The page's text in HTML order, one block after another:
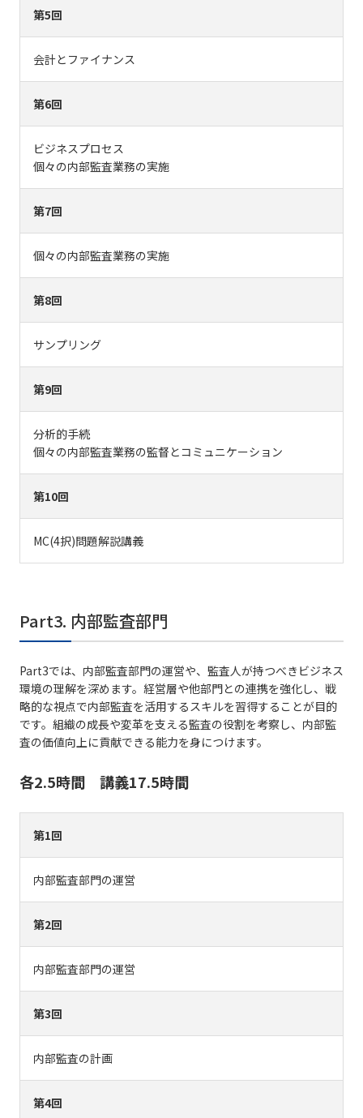
第5回
会計とファイナンス
第6回
ビジネスプロセス
個々の内部監査業務の実施
第7回
個々の内部監査業務の実施
第8回
サンプリング
第9回
分析的手続
個々の内部監査業務の監督とコミュニケーション
第10回
MC(4択)問題解説講義
Part3. 内部監査部門
Part3では、内部監査部門の運営や、監査人が持つべきビジネス
環境の理解を深めます。経営層や他部門との連携を強化し、戦
略的な視点で内部監査を活用するスキルを習得することが目的
です。組織の成長や変革を支える監査の役割を考察し、内部監
査の価値向上に貢献できる能力を身につけます。
各2.5時間 講義17.5時間
第1回
内部監査部門の運営
第2回
内部監査部門の運営
第3回
内部監査の計画
第4回